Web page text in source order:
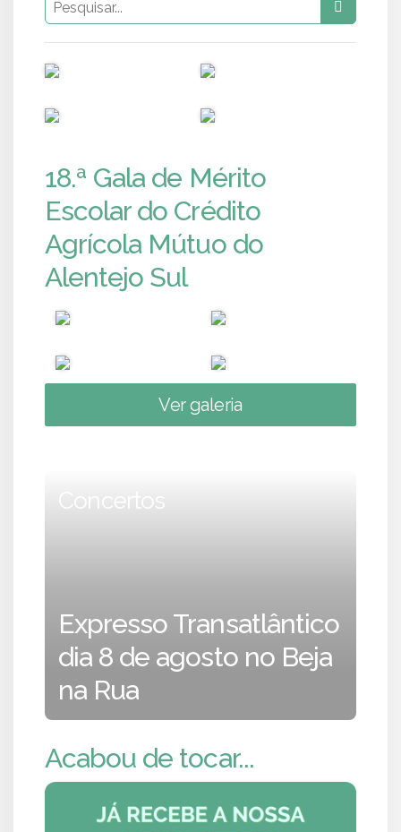
18.ª Gala de Mérito
Escolar do Crédito
Agrícola Mútuo do
Alentejo Sul
Ver galeria
Concertos
Expresso Transatlântico
dia 8 de agosto no Beja
na Rua
Acabou de tocar...